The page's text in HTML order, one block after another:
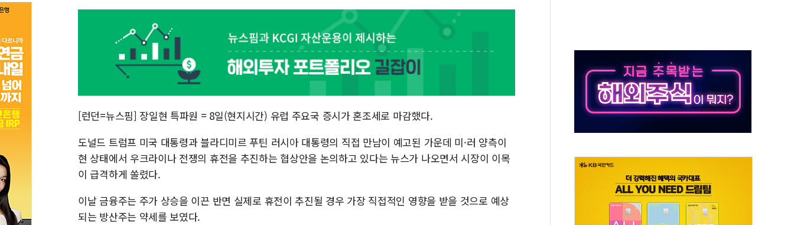
홈플러스發 대형마트 판매, 역대 최대폭 감소한 9.4%↓…유통업계 양극화 심화
'호우·산사태 주의보' 울진 시간당 30mm 강한 비...호우 피해 없어
여야, 황희 '버스 하우스' 공방…野 "청년 우롱 기괴" vs 與 "송구한 해프닝"
풀무원재단, '국제과학연극제 2026'서 어린이 과학연극 2편 수상
현대그린푸드 '텍사스로드하우스' 잠실점, 직장인 핫플레이스로 부상
與 "세제개편안 8월 말 당정 조율 완료…초고가·비거주 1주택 등 여론 수렴"
[런던=뉴스핌] 장일현 특파원 = 8일(현지시간) 유럽 주요국 증시가 혼조세로 마감했다.
도널드 트럼프 미국 대통령과 블라디미르 푸틴 러시아 대통령의 직접 만남이 예고된 가운데 미·러 양측이
현 상태에서 우크라이나 전쟁의 휴전을 추진하는 협상안을 논의하고 있다는 뉴스가 나오면서 시장이 이목
이 급격하게 쏠렸다.
이날 금융주는 주가 상승을 이끈 반면 실제로 휴전이 추진될 경우 가장 직접적인 영향을 받을 것으로 예상
되는 방산주는 약세를 보였다.